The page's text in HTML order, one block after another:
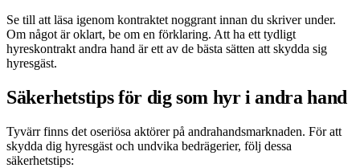
Se till att läsa igenom kontraktet noggrant innan du skriver under.
Om något är oklart, be om en förklaring. Att ha ett tydligt
hyreskontrakt andra hand är ett av de bästa sätten att skydda sig
hyresgäst.
Säkerhetstips för dig som hyr i andra hand
Tyvärr finns det oseriösa aktörer på andrahandsmarknaden. För att
skydda dig hyresgäst och undvika bedrägerier, följ dessa
säkerhetstips: